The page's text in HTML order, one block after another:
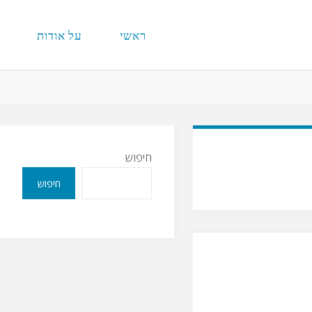
ראשי על אודות
חיפוש
חיפוש